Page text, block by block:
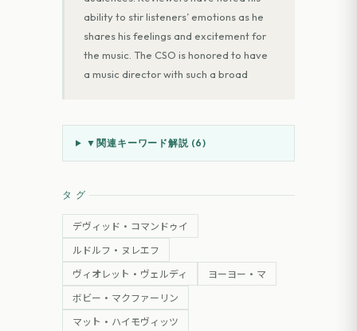
ability to stir listeners’ emotions as he
shares his feelings and excitement for
the music. The CSO is honored to have
a music director with such a broad
▼ 関連キーワード解説 (6)
タグ
デヴィッド・コマンドゥイ
ルドルフ・ヌレエフ
ヴィオレット・ヴェルディ ヨーヨー・マ
ボビー・マクファーリン
マット・ハイモヴィッツ